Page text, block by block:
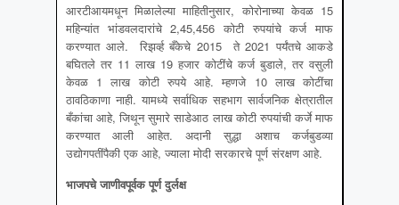
आरटीआयमधून मिळालेल्या माहितीनुसार, कोरोनाच्या केवळ 15
महिन्यांत भांडवलदारांचे 2,45,456 कोटी रुपयांचे कर्ज माफ
करण्यात आले. रिझर्व्ह बँकेचे 2015 ते 2021 पर्यंतचे आकडे
बघितले तर 11 लाख 19 हजार कोटींचे कर्ज बुडाले, तर वसुली
केवळ 1 लाख कोटी रुपये आहे. म्हणजे 10 लाख कोटींचा
ठावठिकाणा नाही. यामध्ये सर्वाधिक सहभाग सार्वजनिक क्षेत्रातील
बँकांचा आहे, जिथून सुमारे साडेआठ लाख कोटी रुपयांची कर्जे माफ
करण्यात आली आहेत. अदानी सुद्धा अशाच कर्जबुडव्या
उद्योगपतींपैकी एक आहे, ज्याला मोदी सरकारचे पूर्ण संरक्षण आहे.
भाजपचे जाणीवपूर्वक पूर्ण दुर्लक्ष